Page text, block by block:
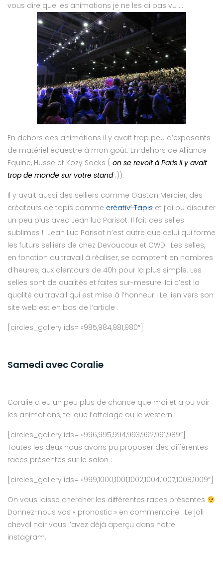
vous dire que les animations je ne les ai pas vu …
En dehors des animations il y avait trop peu d’exposants
de matériel équestre à mon goût. En dehors de Alliance
Equine, Husse et Kozy Socks ( on se revoit à Paris il y avait
trop de monde sur votre stand;)).
Il y avait aussi des selliers comme Gaston Mercier, des
créateurs de tapis comme créativ’ Tapis et j’ai pu discuter
un peu plus avec Jean luc Parisot. Il fait des selles
sublimes ! Jean Luc Parisot n’est autre que celui qui forme
les futurs selliers de chez Devoucoux et CWD . Les selles,
en fonction du travail à réaliser, se comptent en nombres
d’heures, aux alentours de 40h pour la plus simple. Les
selles sont de qualités et faites sur-mesure. Ici c’est la
qualité du travail qui est mise à l’honneur ! Le lien vers son
site web est en bas de l’article .
[circles_gallery ids= »985,984,981,980″]
Samedi avec Coralie
Coralie a eu un peu plus de chance que moi et a pu voir
les animations, tel que l’attelage ou le western.
[circles_gallery ids= »996,995,994,993,992,991,989″]
Toutes les deux nous avons pu proposer des différentes
races présentes sur le salon :
[circles_gallery ids= »999,1000,1001,1002,1004,1007,1008,1009″]
On vous laisse chercher les différentes races présentes
Donnez-nous vos « pronostic » en commentaire . Le joli
cheval noir vous l’avez déjà aperçu dans notre
instagram.